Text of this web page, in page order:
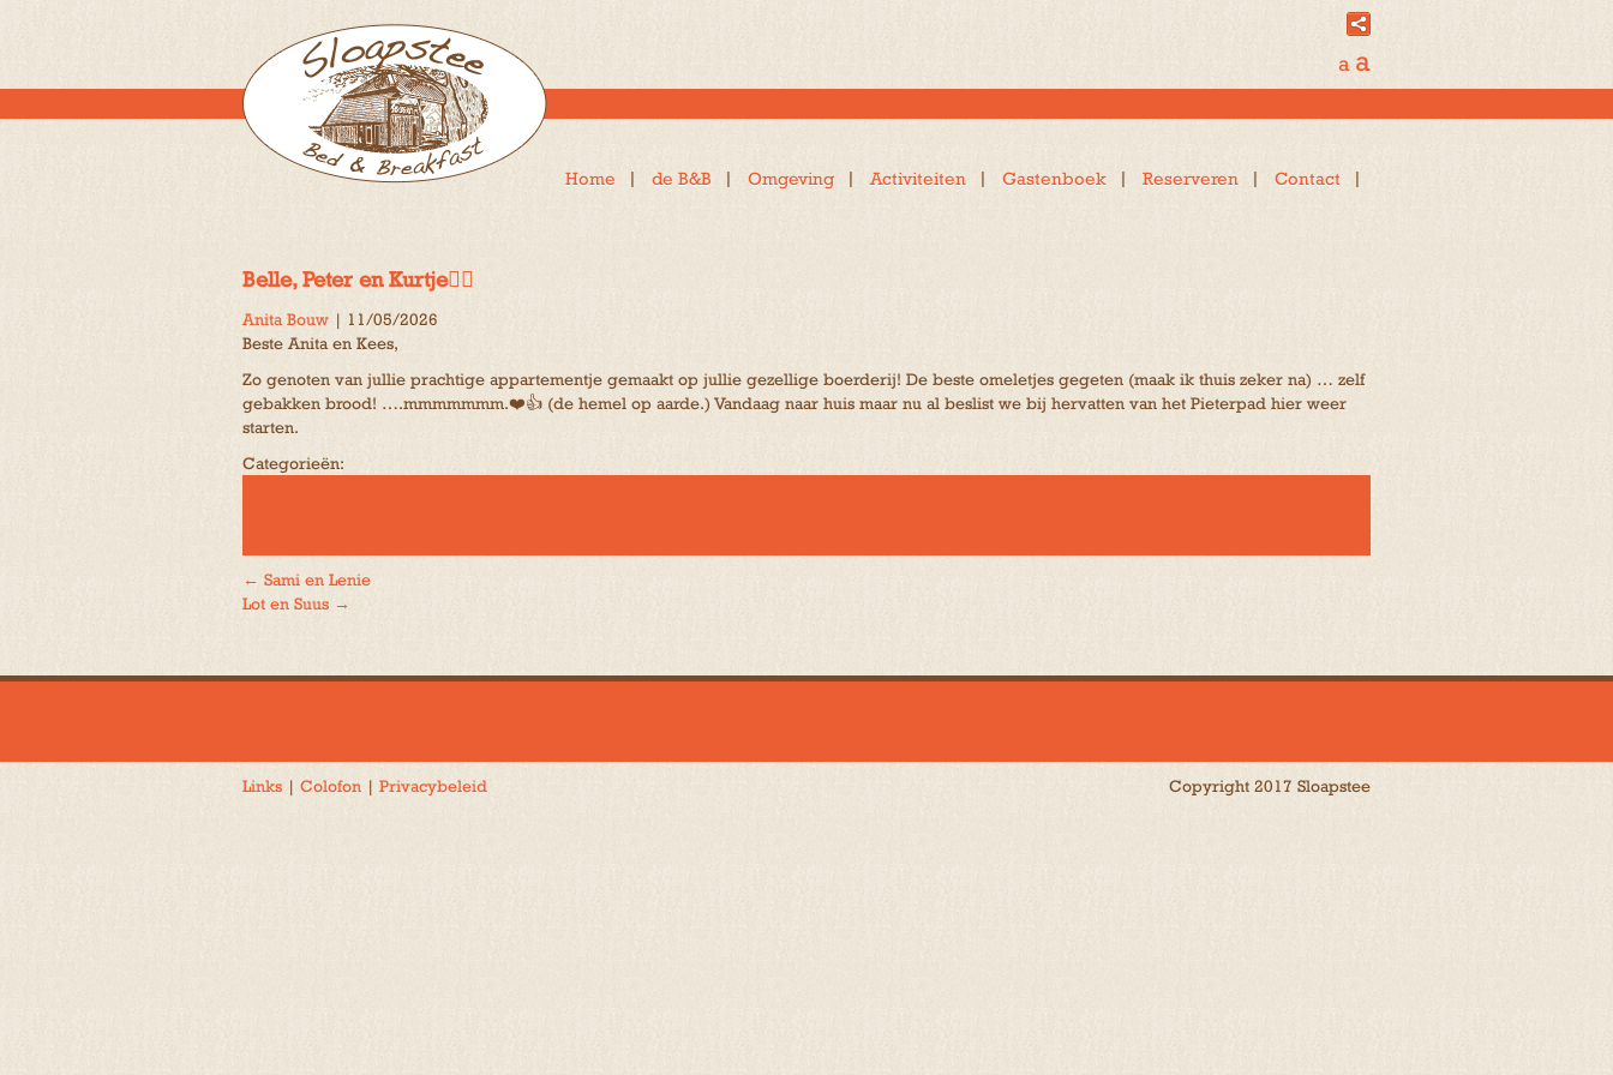
a a
Home de B&B Omgeving Activiteiten Gastenboek Reserveren Contact
Belle, Peter en Kurtje🐕‍🦺
Anita Bouw | 11/05/2026
Beste Anita en Kees,
Zo genoten van jullie prachtige appartementje gemaakt op jullie gezellige boerderij! De beste omeletjes gegeten (maak ik thuis zeker na) … zelf
gebakken brood! ….mmmmmmm.❤️👍 (de hemel op aarde.) Vandaag naar huis maar nu al beslist we bij hervatten van het Pieterpad hier weer
starten.
Categorieën:
Bericht
← Sami en Lenie
Lot en Suus →
Links | Colofon | Privacybeleid Copyright 2017 Sloapstee